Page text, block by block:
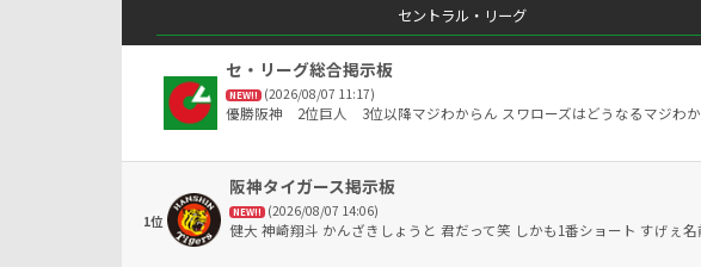
セントラル・リーグ
セ・リーグ総合掲示板
NEW!! (2026/08/07 11:17)
優勝阪神 2位巨人 3位以降マジわからん スワローズはどうなるマジわ
1位
阪神タイガース掲示板
NEW!! (2026/08/07 14:06)
健大 神崎翔斗 かんざきしょうと 君だって笑 しかも1番ショート すげぇ名